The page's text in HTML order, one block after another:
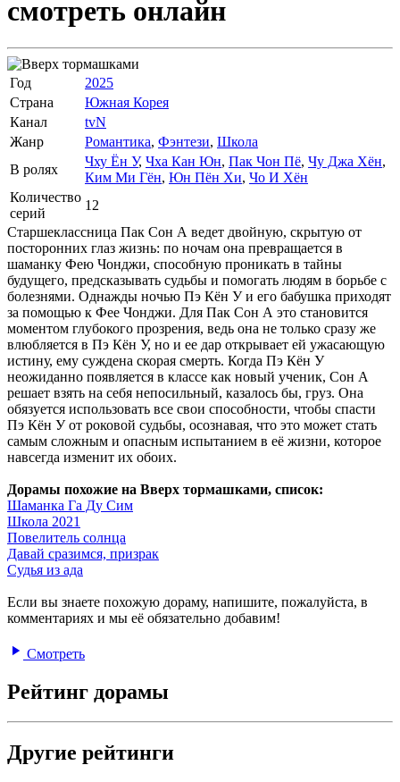
смотреть онлайн
Год
2025
Страна
Южная Корея
Канал
tvN
Жанр
Романтика, Фэнтези, Школа
В ролях
Чху Ён У, Чха Кан Юн, Пак Чон Пё, Чу Джа Хён,
Ким Ми Гён, Юн Пён Хи, Чо И Хён
Количество
серий
12
Старшеклассница Пак Сон А ведет двойную, скрытую от
посторонних глаз жизнь: по ночам она превращается в
шаманку Фею Чонджи, способную проникать в тайны
будущего, предсказывать судьбы и помогать людям в борьбе с
болезнями. Однажды ночью Пэ Кён У и его бабушка приходят
за помощью к Фее Чонджи. Для Пак Сон А это становится
моментом глубокого прозрения, ведь она не только сразу же
влюбляется в Пэ Кён У, но и ее дар открывает ей ужасающую
истину, ему суждена скорая смерть. Когда Пэ Кён У
неожиданно появляется в классе как новый ученик, Сон А
решает взять на себя непосильный, казалось бы, груз. Она
обязуется использовать все свои способности, чтобы спасти
Пэ Кён У от роковой судьбы, осознавая, что это может стать
самым сложным и опасным испытанием в её жизни, которое
навсегда изменит их обоих.
Дорамы похожие на Вверх тормашками, список:
Шаманка Га Ду Сим
Школа 2021
Повелитель солнца
Давай сразимся, призрак
Судья из ада
Если вы знаете похожую дораму, напишите, пожалуйста, в
комментариях и мы её обязательно добавим!
Смотреть
Рейтинг дорамы
Другие рейтинги